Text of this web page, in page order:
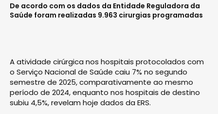
De acordo com os dados da Entidade Reguladora da
Saúde foram realizadas 9.963 cirurgias programadas
A atividade cirúrgica nos hospitais protocolados com
o Serviço Nacional de Saúde caiu 7% no segundo
semestre de 2025, comparativamente ao mesmo
período de 2024, enquanto nos hospitais de destino
subiu 4,5%, revelam hoje dados da ERS.